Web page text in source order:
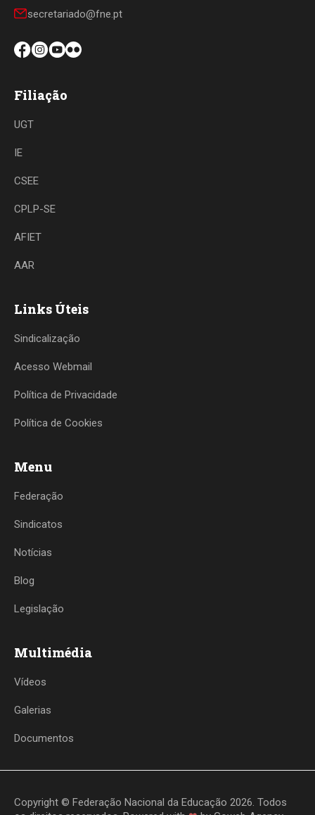
secretariado@fne.pt
Filiação
UGT
IE
CSEE
CPLP-SE
AFIET
AAR
Links Úteis
Sindicalização
Acesso Webmail
Política de Privacidade
Política de Cookies
Menu
Federação
Sindicatos
Notícias
Blog
Legislação
Multimédia
Vídeos
Galerias
Documentos
Copyright © Federação Nacional da Educação 2026. Todos